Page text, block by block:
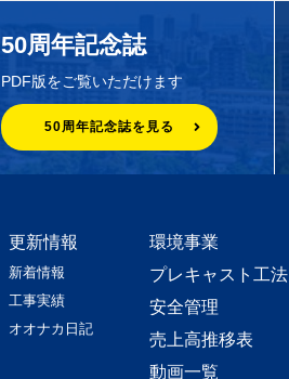
50周年記念誌
PDF版をご覧いただけます
50周年記念誌を見る
更新情報
新着情報
工事実績
オオナカ日記
環境事業
プレキャスト工法
安全管理
売上高推移表
動画一覧